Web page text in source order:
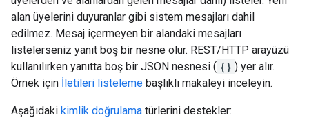
alan üyelerini duyuranlar gibi sistem mesajları dahil
edilmez. Mesaj içermeyen bir alandaki mesajları
listelerseniz yanıt boş bir nesne olur. REST/HTTP arayüzü
kullanılırken yanıtta boş bir JSON nesnesi ( {} ) yer alır.
Örnek için İletileri listeleme başlıklı makaleyi inceleyin.
Aşağıdaki kimlik doğrulama türlerini destekler: